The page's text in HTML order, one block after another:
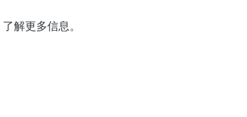
了解更多信息。